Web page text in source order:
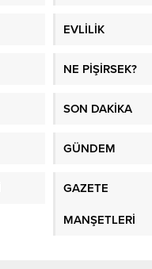
EVLİLİK
NE PİŞİRSEK?
SON DAKİKA
GÜNDEM
GAZETE
MANŞETLERİ